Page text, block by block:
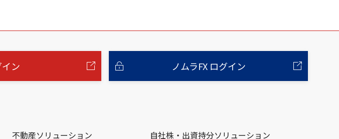
ン ノムラFX ログイン
不動産ソリューション
自社株・出資持分ソリューション